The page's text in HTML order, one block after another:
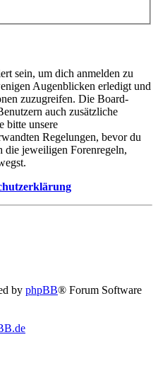
sein, um dich anmelden zu
Augenblicken erledigt und
zuzugreifen. Die Board-
auch zusätzliche
bitte unsere
Regelungen, bevor du
die jeweiligen Forenregeln,
by phpBB® Forum Software